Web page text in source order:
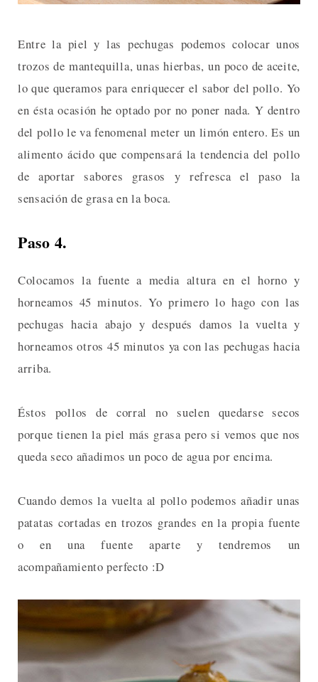
Entre la piel y las pechugas podemos colocar unos
trozos de mantequilla, unas hierbas, un poco de aceite,
lo que queramos para enriquecer el sabor del pollo. Yo
en ésta ocasión he optado por no poner nada. Y dentro
del pollo le va fenomenal meter un limón entero. Es un
alimento ácido que compensará la tendencia del pollo
de aportar sabores grasos y refresca el paso la
sensación de grasa en la boca.
Paso 4.
Colocamos la fuente a media altura en el horno y
horneamos 45 minutos. Yo primero lo hago con las
pechugas hacia abajo y después damos la vuelta y
horneamos otros 45 minutos ya con las pechugas hacia
arriba.
Éstos pollos de corral no suelen quedarse secos
porque tienen la piel más grasa pero si vemos que nos
queda seco añadimos un poco de agua por encima.
Cuando demos la vuelta al pollo podemos añadir unas
patatas cortadas en trozos grandes en la propia fuente
o en una fuente aparte y tendremos un
acompañamiento perfecto :D